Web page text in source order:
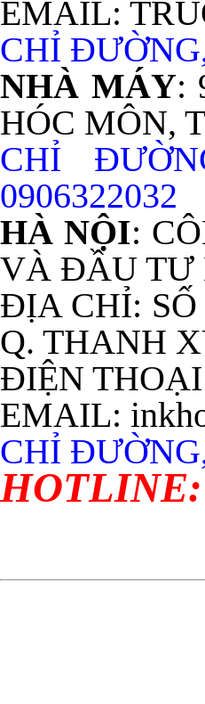
EMAIL:
CHỈ
NHÀ MÁY:
HÓC MÔN,
CHỈ
0906322032
HÀ NỘI:
VÀ ĐẦU TƯ
ĐỊA CHỈ: SỐ
Q. THANH
ĐIỆN
EMAIL:
CHỈ
HOTLINE: